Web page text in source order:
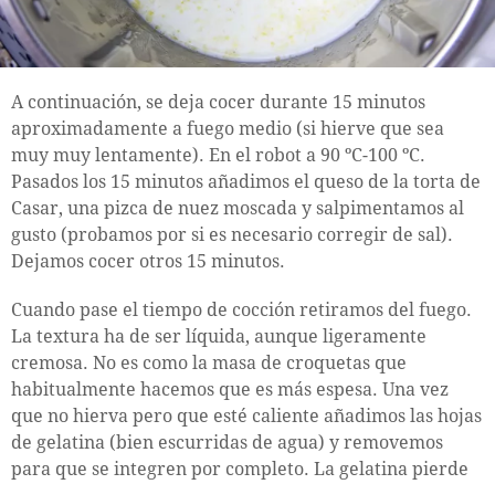
A continuación, se deja cocer durante 15 minutos
aproximadamente a fuego medio (si hierve que sea
muy muy lentamente). En el robot a 90 ºC-100 ºC.
Pasados los 15 minutos añadimos el queso de la torta de
Casar, una pizca de nuez moscada y salpimentamos al
gusto (probamos por si es necesario corregir de sal).
Dejamos cocer otros 15 minutos.
Cuando pase el tiempo de cocción retiramos del fuego.
La textura ha de ser líquida, aunque ligeramente
cremosa. No es como la masa de croquetas que
habitualmente hacemos que es más espesa. Una vez
que no hierva pero que esté caliente añadimos las hojas
de gelatina (bien escurridas de agua) y removemos
para que se integren por completo. La gelatina pierde